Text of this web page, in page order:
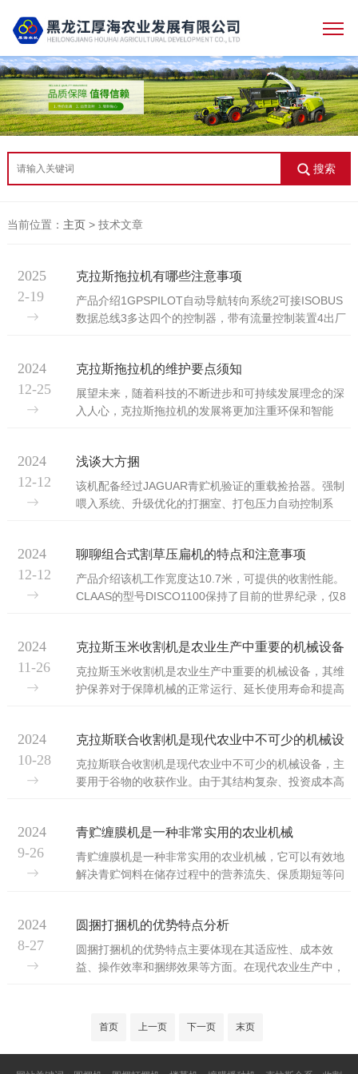
搜索
当前位置： 主页> 技术文章
克拉斯拖拉机有哪些注意事项
产品介绍1GPSPILOT自动导航转向系统2可接ISOBUS
数据总线3多达四个的控制器，带有流量控制装置4出厂
力(45千克/千瓦)以上的重量动力比和高负载能力8轴距
长，驾驶舒适，重量分布合理9HEXASHIFT四区段变速
箱10功率可达197到238马力注意事项：1.启动前，应检
2025
2-19
克拉斯拖拉机的维护要点须知
展望未来，随着科技的不断进步和可持续发展理念的深
入人心，克拉斯拖拉机的发展将更加注重环保和智能
产向绿色、智能的方向发展，作为农业机械化的代表，
其发展历程不仅见证了科技进步的力量，也映射出人类
社会变迁的轨迹。在未来，将继续以其特殊的魅力和价
保养、轮胎保养以及液压系统检查。以下是这些方法的
2024
12-25
浅谈大方捆
该机配备经过JAGUAR青贮机验证的重载捡拾器。强制
喂入系统、升级优化的打捆室、打包压力自动控制系
物流，很好的可靠性和舒适性。该进阶款方捆机打出的
草捆捆形极为方正，草捆密度高，投资回报快，加上
CLAAS经过百年市场验证的打结器系统，没有捆绳残留
捆5300RC进阶款采用加长型打捆室，草...
2024
12-12
聊聊组合式割草压扁机的特点和注意事项
产品介绍该机工作宽度达10.7米，可提供的收割性能。
CLAAS的型号DISCO1100保持了目前的世界纪录，仅8
割器和多种其他功能。对于有大性能和出色收割质量要
求的大规模农场主和承包商而言，这将是明智之选。●其
的作业效率，目前苜蓿草切割世界纪录保持者。
接模块，...
2024
12-12
克拉斯玉米收割机是农业生产中重要的机械设备
克拉斯玉米收割机是农业生产中重要的机械设备，其维
护保养对于保障机械的正常运行、延长使用寿命和提高
后，应清理玉米联合收割机残留的灰尘、茎叶和其他杂
物。这有助于防止杂物堵塞部件和影响散热效果。2.检
查连接：检查各组件连接是否松动，特别是破碎装置叶
力，松动后进行调整，有损坏变形的要进行更换。...
2024
11-26
克拉斯联合收割机是现代农业中不可少的机械设
备
克拉斯联合收割机是现代农业中不可少的机械设备，主
要用于谷物的收获作业。由于其结构复杂、投资成本高
合保养：新的或大修后的克拉斯联合收割机需要经过磨
合期。在磨合期间，应避免超负荷工作，速度不宜过
快，以减少机械磨损。2.日常保养：每班次工作前后都
养：根据不同的季节和使用频率，进行适当的保养...
2024
10-28
青贮缠膜机是一种非常实用的农业机械
青贮缠膜机是一种非常实用的农业机械，它可以有效地
解决青贮饲料在储存过程中的营养流失、保质期短等问
越来越重要的作用，用于将青贮饲料进行打捆和包裹，
以保证饲料的营养和延长储存时间。青贮缠膜机的选购
指南：-色泽：选择青贮打捆机的打包带时，纯料制成的
2024
9-26
圆捆打捆机的优势特点分析
圆捆打捆机的优势特点主要体现在其适应性、成本效
益、操作效率和捆绑效果等方面。在现代农业生产中，
圆捆打捆机的优势特点分析：-适应多种地形：设计灵
它在多变的地形条件下依然能够保持良好的作业效果。-
2024
8-27
首页 上一页 下一页 末页